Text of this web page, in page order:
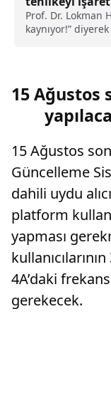
Prof. Dr. Lokman
kaynıyor!”
15 Ağustos
15 Ağustos
Güncelleme
dahili uydu
platform
yapması
4A’daki
gerekecek.